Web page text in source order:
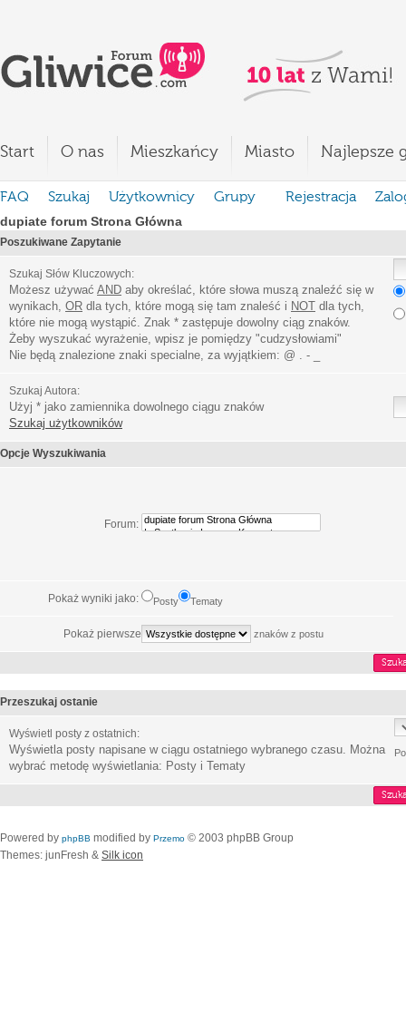
Start O nas Mieszkańcy Miasto Najlepsze
FAQ Szukaj Użytkownicy Grupy Rejestracja
dupiate forum Strona Główna
Poszukiwane Zapytanie
Szukaj Słów Kluczowych:
Możesz używać AND aby określać, które słowa muszą znaleźć się w
wynikach, OR dla tych, które mogą się tam znaleść i NOT dla tych,
które nie mogą wystąpić. Znak * zastępuje dowolny ciąg znaków.
Żeby wyszukać wyrażenie, wpisz je pomiędzy "cudzysłowiami"
Nie będą znalezione znaki specialne, za wyjątkiem: @ . - _
Szukaj Autora:
Użyj * jako zamiennika dowolnego ciągu znaków
Szukaj użytkowników
Opcje Wyszukiwania
Forum:
Pokaż wyniki jako: Posty Tematy
Pokaż pierwsze znaków z postu
Przeszukaj ostanie
Wyświetl posty z ostatnich:
Wyświetla posty napisane w ciągu ostatniego wybranego czasu. Można
wybrać metodę wyświetlania: Posty i Tematy
Powered by phpBB modified by Przemo © 2003 phpBB Group
Themes: junFresh & Silk icon